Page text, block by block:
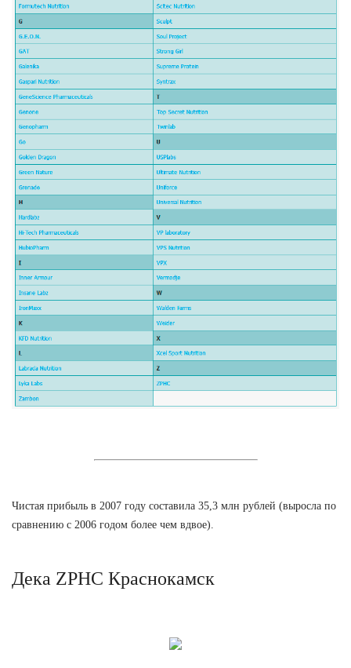
Чистая прибыль в 2007 году составила 35,3 млн рублей (выросла по
сравнению с 2006 годом более чем вдвое).
Дека ZPHC Краснокамск